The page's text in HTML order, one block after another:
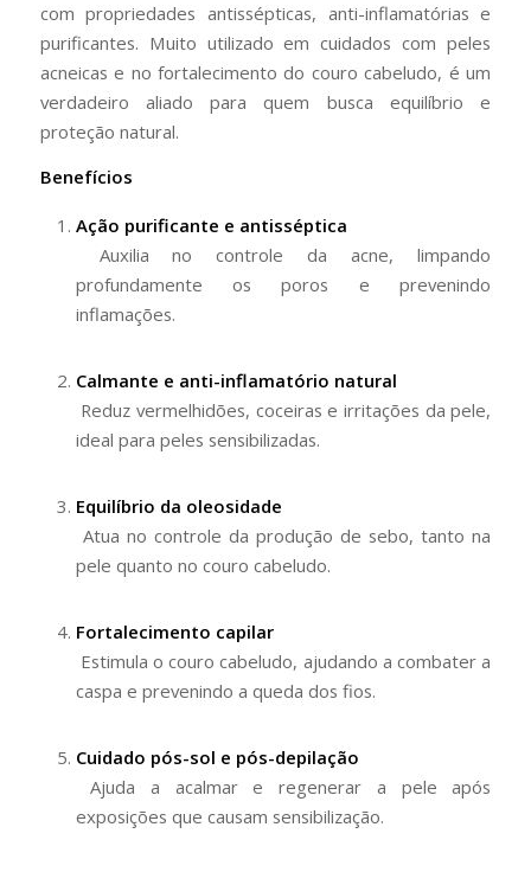
com propriedades antissépticas, anti-inflamatórias e
purificantes. Muito utilizado em cuidados com peles
acneicas e no fortalecimento do couro cabeludo, é um
verdadeiro aliado para quem busca equilíbrio e
proteção natural.
Benefícios
Ação purificante e antisséptica
Auxilia no controle da acne, limpando
profundamente os poros e prevenindo
inflamações.
Calmante e anti-inflamatório natural
Reduz vermelhidões, coceiras e irritações da pele,
ideal para peles sensibilizadas.
Equilíbrio da oleosidade
Atua no controle da produção de sebo, tanto na
pele quanto no couro cabeludo.
Fortalecimento capilar
Estimula o couro cabeludo, ajudando a combater a
caspa e prevenindo a queda dos fios.
Cuidado pós-sol e pós-depilação
Ajuda a acalmar e regenerar a pele após
exposições que causam sensibilização.